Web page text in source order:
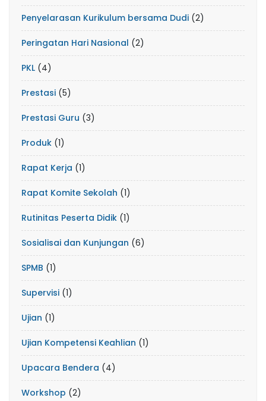
Penyelarasan Kurikulum bersama Dudi (2)
Peringatan Hari Nasional (2)
PKL (4)
Prestasi (5)
Prestasi Guru (3)
Produk (1)
Rapat Kerja (1)
Rapat Komite Sekolah (1)
Rutinitas Peserta Didik (1)
Sosialisai dan Kunjungan (6)
SPMB (1)
Supervisi (1)
Ujian (1)
Ujian Kompetensi Keahlian (1)
Upacara Bendera (4)
Workshop (2)